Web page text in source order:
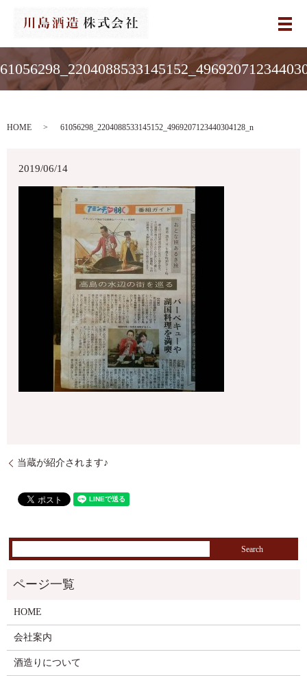
メ
HOME 61056298_2204088533145152_4969207123440304128_n
2019/06/14
当蔵が紹介されます♪
HOME
会社案内
酒造りについて